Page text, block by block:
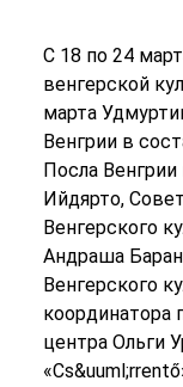
С 18 по 24
венгерской
марта
Венгрии в
Посла
Ийдярто,
Венгерского
Андраша
Венгерского
координатора
центра Ольги